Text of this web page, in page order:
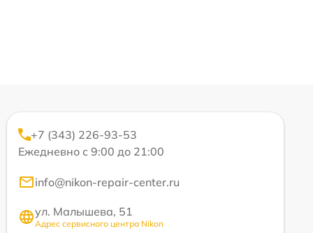
+7 (343) 226-93-53
Ежедневно с 9:00 до 21:00
info@nikon-repair-center.ru
ул. Малышева, 51
Адрес сервисного центра Nikon